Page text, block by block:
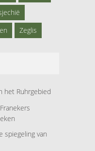
Zeglis
het Ruhrgebied
Franekers
spiegeling van